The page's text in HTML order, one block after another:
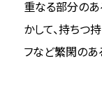
重なる部分のあ
かして、持ちつ
フなど繁閑のあ